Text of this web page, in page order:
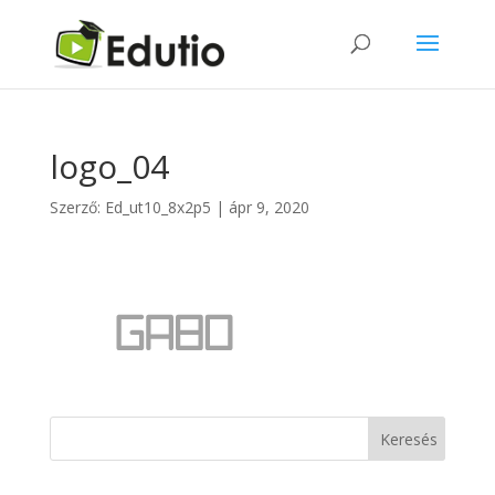
logo_04
Szerző: Ed_ut10_8x2p5 | ápr 9, 2020